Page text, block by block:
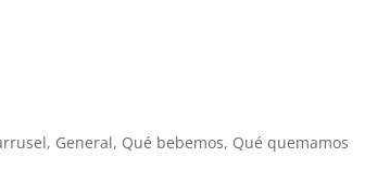
, General, Qué bebemos, Qué quemamos